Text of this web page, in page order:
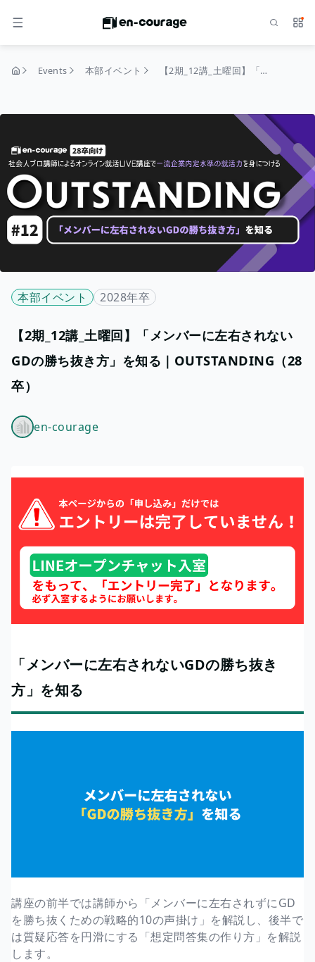
MENU Search
home Events 本部イベント 【2期_12講_土曜回】「メンバーに左右されないGDの勝ち抜き方」を知る｜OUTSTANDING（28卒）
本部イベント 2028年卒
【2期_12講_土曜回】「メンバーに左右されない
GDの勝ち抜き方」を知る｜OUTSTANDING（28
卒）
en-courage
「メンバーに左右されないGDの勝ち抜き
方」を知る
講座の前半では講師から「メンバーに左右されずにGD
を勝ち抜くための戦略的10の声掛け」を解説し、後半で
は質疑応答を円滑にする「想定問答集の作り方」を解説
します。